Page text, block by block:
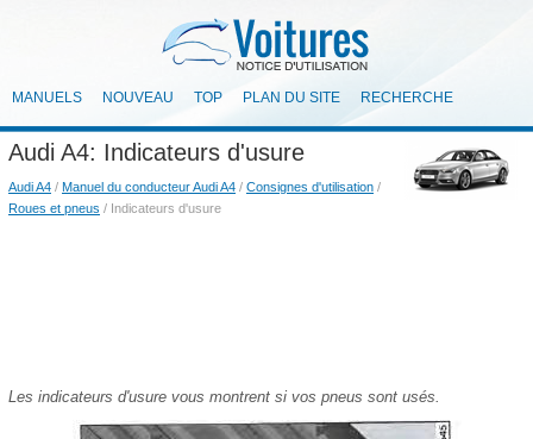
MANUELS NOUVEAU TOP PLAN DU SITE RECHERCHE
Audi A4: Indicateurs d'usure
Audi A4 / Manuel du conducteur Audi A4 / Consignes d'utilisation /
Roues et pneus / Indicateurs d'usure
Les indicateurs d'usure vous montrent si vos pneus sont usés.